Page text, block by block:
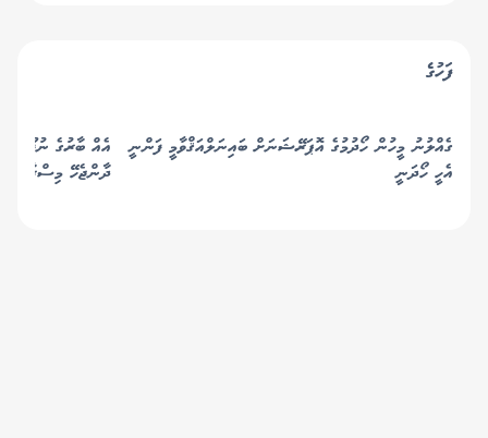
ފަހުގެ
ގެއްލުނު މީހުން ހޯދުމުގެ އޮޕަރޭޝަނަށް ބައިނަލްއަޤްވާމީ ފަންނީ
އެހީ ހޯދަނީ
އެއް ބާރުގެ ނުފޫޒު
ދާންޖެހޭ